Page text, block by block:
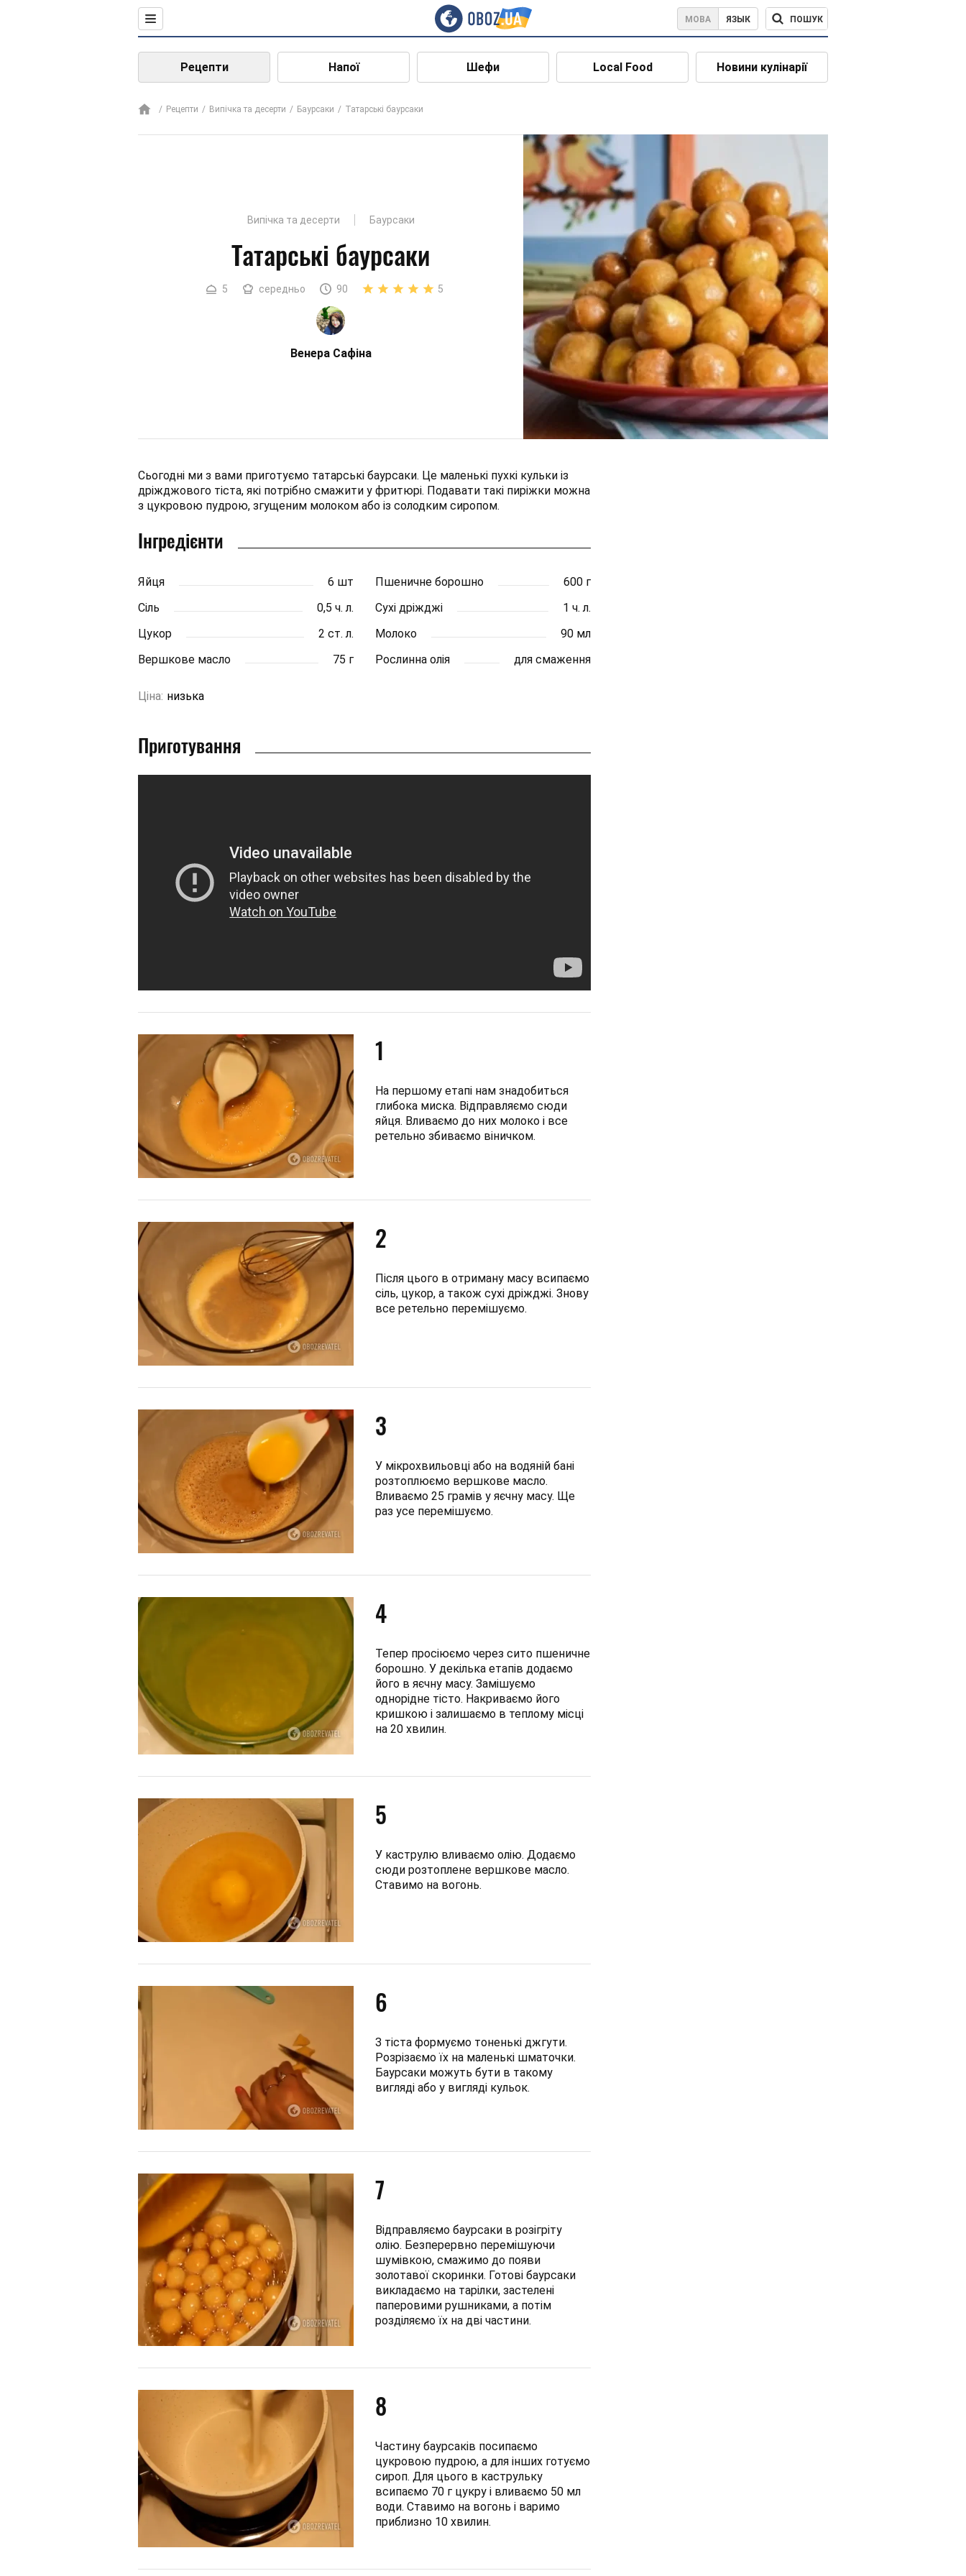
МОВА ЯЗЫК ПОШУК
Рецепти Напої Шефи Local Food Новини кулінарії
Рецепти Випічка та десерти Баурсаки Татарські баурсаки
Випічка та десерти Баурсаки
Татарські баурсаки
5 середньо 90 5
Венера Сафіна
Сьогодні ми з вами приготуємо татарські баурсаки. Це маленькі пухкі кульки із
дріжджового тіста, які потрібно смажити у фритюрі. Подавати такі пиріжки можна
з цукровою пудрою, згущеним молоком або із солодким сиропом.
Інгредієнти
Яйця 6 шт Пшеничне борошно
600 г
Сіль
0,5 ч. л. Сухі дріжджі
1 ч. л.
Цукор
2 ст. л. Молоко
90 мл
Вершкове масло
75 г Рослинна олія для смаження
Ціна: низька
Приготування
1
На першому етапі нам знадобиться
глибока миска. Відправляємо сюди
яйця. Вливаємо до них молоко і все
ретельно збиваємо віничком.
2
Після цього в отриману масу всипаємо
сіль, цукор, а також сухі дріжджі. Знову
все ретельно перемішуємо.
3
У мікрохвильовці або на водяній бані
розтоплюємо вершкове масло.
Вливаємо 25 грамів у яєчну масу. Ще
раз усе перемішуємо.
4
Тепер просіюємо через сито пшеничне
борошно. У декілька етапів додаємо
його в яєчну масу. Замішуємо
однорідне тісто. Накриваємо його
кришкою і залишаємо в теплому місці
на 20 хвилин.
5
У каструлю вливаємо олію. Додаємо
сюди розтоплене вершкове масло.
Ставимо на вогонь.
6
З тіста формуємо тоненькі джгути.
Розрізаємо їх на маленькі шматочки.
Баурсаки можуть бути в такому
вигляді або у вигляді кульок.
7
Відправляємо баурсаки в розігріту
олію. Безперервно перемішуючи
шумівкою, смажимо до появи
золотавої скоринки. Готові баурсаки
викладаємо на тарілки, застелені
паперовими рушниками, а потім
розділяємо їх на дві частини.
8
Частину баурсаків посипаємо
цукровою пудрою, а для інших готуємо
сироп. Для цього в каструльку
всипаємо 70 г цукру і вливаємо 50 мл
води. Ставимо на вогонь і варимо
приблизно 10 хвилин.